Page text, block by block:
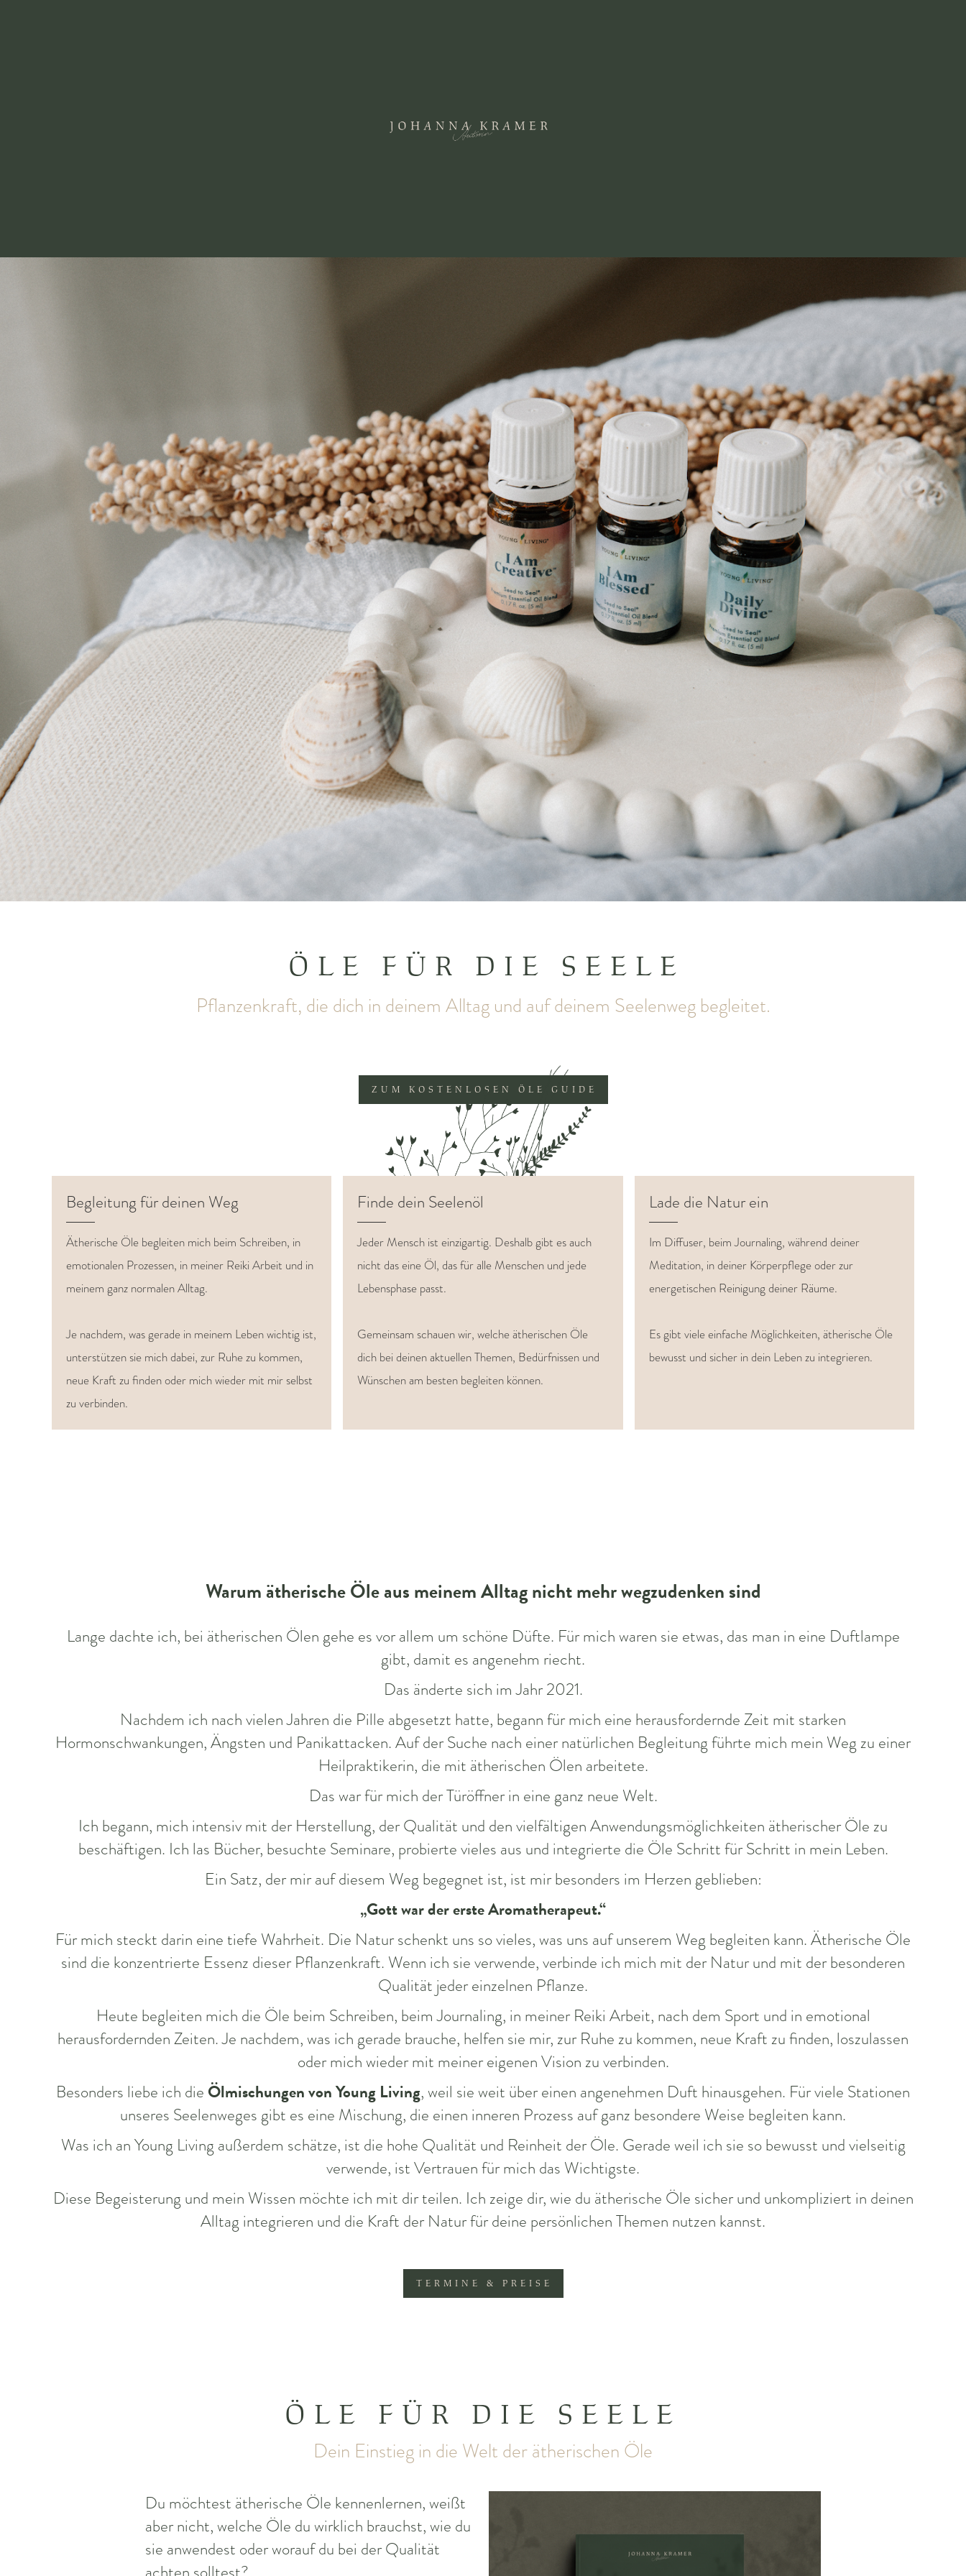
ÖLE FÜR DIE SEELE
Pflanzenkraft, die dich in deinem Alltag und auf deinem Seelenweg begleitet.
ZUM KOSTENLOSEN ÖLE GUIDE
Begleitung für deinen Weg
Ätherische Öle begleiten mich beim Schreiben, in
emotionalen Prozessen, in meiner Reiki Arbeit und in
meinem ganz normalen Alltag.
Je nachdem, was gerade in meinem Leben wichtig ist,
unterstützen sie mich dabei, zur Ruhe zu kommen,
neue Kraft zu finden oder mich wieder mit mir selbst
zu verbinden.
Finde dein Seelenöl
Jeder Mensch ist einzigartig. Deshalb gibt es auch
nicht das eine Öl, das für alle Menschen und jede
Lebensphase passt.
Gemeinsam schauen wir, welche ätherischen Öle
dich bei deinen aktuellen Themen, Bedürfnissen und
Wünschen am besten begleiten können.
Lade die Natur ein
Im Diffuser, beim Journaling, während deiner
Meditation, in deiner Körperpflege oder zur
energetischen Reinigung deiner Räume.
Es gibt viele einfache Möglichkeiten, ätherische Öle
bewusst und sicher in dein Leben zu integrieren.
Warum ätherische Öle aus meinem Alltag nicht mehr wegzudenken sind
Lange dachte ich, bei ätherischen Ölen gehe es vor allem um schöne Düfte. Für mich waren sie etwas, das man in eine Duftlampe
gibt, damit es angenehm riecht.
Das änderte sich im Jahr 2021.
Nachdem ich nach vielen Jahren die Pille abgesetzt hatte, begann für mich eine herausfordernde Zeit mit starken
Hormonschwankungen, Ängsten und Panikattacken. Auf der Suche nach einer natürlichen Begleitung führte mich mein Weg zu einer
Heilpraktikerin, die mit ätherischen Ölen arbeitete.
Das war für mich der Türöffner in eine ganz neue Welt.
Ich begann, mich intensiv mit der Herstellung, der Qualität und den vielfältigen Anwendungsmöglichkeiten ätherischer Öle zu
beschäftigen. Ich las Bücher, besuchte Seminare, probierte vieles aus und integrierte die Öle Schritt für Schritt in mein Leben.
Ein Satz, der mir auf diesem Weg begegnet ist, ist mir besonders im Herzen geblieben:
„Gott war der erste Aromatherapeut.“
Für mich steckt darin eine tiefe Wahrheit. Die Natur schenkt uns so vieles, was uns auf unserem Weg begleiten kann. Ätherische Öle
sind die konzentrierte Essenz dieser Pflanzenkraft. Wenn ich sie verwende, verbinde ich mich mit der Natur und mit der besonderen
Qualität jeder einzelnen Pflanze.
Heute begleiten mich die Öle beim Schreiben, beim Journaling, in meiner Reiki Arbeit, nach dem Sport und in emotional
herausfordernden Zeiten. Je nachdem, was ich gerade brauche, helfen sie mir, zur Ruhe zu kommen, neue Kraft zu finden, loszulassen
oder mich wieder mit meiner eigenen Vision zu verbinden.
Besonders liebe ich die Ölmischungen von Young Living, weil sie weit über einen angenehmen Duft hinausgehen. Für viele Stationen
unseres Seelenweges gibt es eine Mischung, die einen inneren Prozess auf ganz besondere Weise begleiten kann.
Was ich an Young Living außerdem schätze, ist die hohe Qualität und Reinheit der Öle. Gerade weil ich sie so bewusst und vielseitig
verwende, ist Vertrauen für mich das Wichtigste.
Diese Begeisterung und mein Wissen möchte ich mit dir teilen. Ich zeige dir, wie du ätherische Öle sicher und unkompliziert in deinen
Alltag integrieren und die Kraft der Natur für deine persönlichen Themen nutzen kannst.
TERMINE & PREISE
ÖLE FÜR DIE SEELE
Dein Einstieg in die Welt der ätherischen Öle
Du möchtest ätherische Öle kennenlernen, weißt
aber nicht, welche Öle du wirklich brauchst, wie du
sie anwendest oder worauf du bei der Qualität